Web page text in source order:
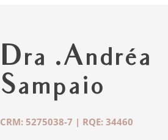
Dra .Andréa
Sampaio
CRM: 5275038-7 | RQE: 34460